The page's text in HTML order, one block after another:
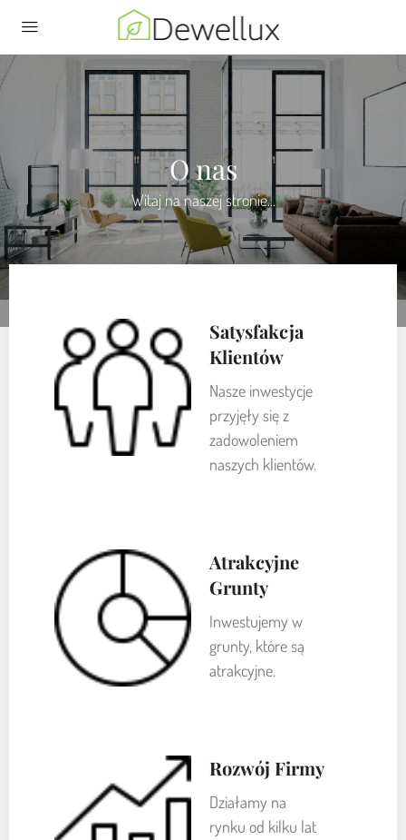
O nas
Witaj na naszej stronie...
Satysfakcja
Klientów
Nasze inwestycje
przyjęły się z
zadowoleniem
naszych klientów.
Atrakcyjne
Grunty
Inwestujemy w
grunty, które są
atrakcyjne.
Rozwój Firmy
Działamy na
rynku od kilku lat